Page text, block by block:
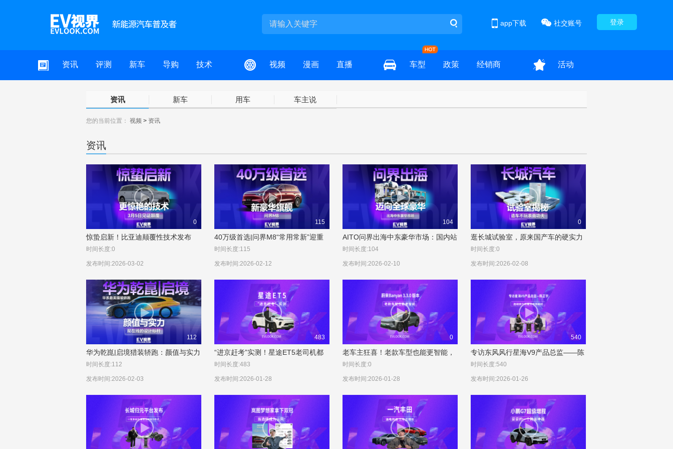
登录
社交账号
app下载
资讯 评测 新车 导购 技术 视频 漫画 直播 车型 政策 经销商 活动
资讯 新车 用车 车主说
您的当前位置： 视频 > 资讯
资讯
0
惊蛰启新！比亚迪颠覆性技术发布
技术发布会#比亚迪
时间长度:0
发布时间:2026-03-02
115
40万级首选|问界M8“常用常新”迎重
时间长度:115
发布时间:2026-02-12
104
AITO问界出海中东豪华市场：国内站
时间长度:104
发布时间:2026-02-10
0
逛长城试验室，原来国产车的硬实力
时间长度:0
发布时间:2026-02-08
112
华为乾崑|启境猎装轿跑：颜值与实力
时间长度:112
发布时间:2026-02-03
483
“进京赶考”实测！星途ET5老司机都
时间长度:483
发布时间:2026-01-28
0
老车主狂喜！老款车型也能更智能，
时间长度:0
发布时间:2026-01-28
540
专访东风风行星海V9产品总监——陈
时间长度:540
发布时间:2026-01-26